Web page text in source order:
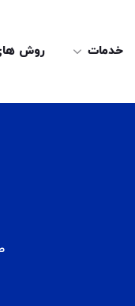
خدمات روش